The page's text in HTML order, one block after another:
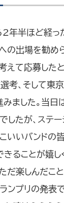
2年半ほど経っ
の出場を勧め
えて応募した
考、そして東
ました。当日
したが、ステ
いいバンドの
ることが嬉し
だ楽しんだこ
ンプリの発表